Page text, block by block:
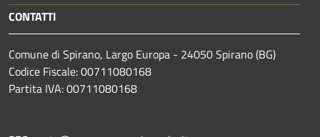
CONTATTI
Comune di Spirano, Largo Europa - 24050 Spirano (BG)
Codice Fiscale: 00711080168
Partita IVA: 00711080168